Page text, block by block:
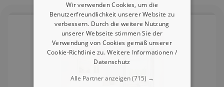
Wir verwenden Cookies, um die
Benutzerfreundlichkeit unserer Website zu
verbessern. Durch die weitere Nutzung
unserer Webseite stimmen Sie der
Verwendung von Cookies gemäß unserer
Cookie-Richtlinie zu.Weitere Informationen /
Datenschutz
Alle Partner anzeigen(715) →